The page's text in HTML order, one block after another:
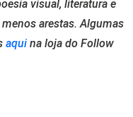
visual, literatura e
arestas. Algumas
aqui na loja do Follow